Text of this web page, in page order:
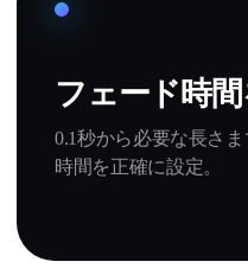
フェード時
0.1秒から必要な長さ
時間を正確に設定。